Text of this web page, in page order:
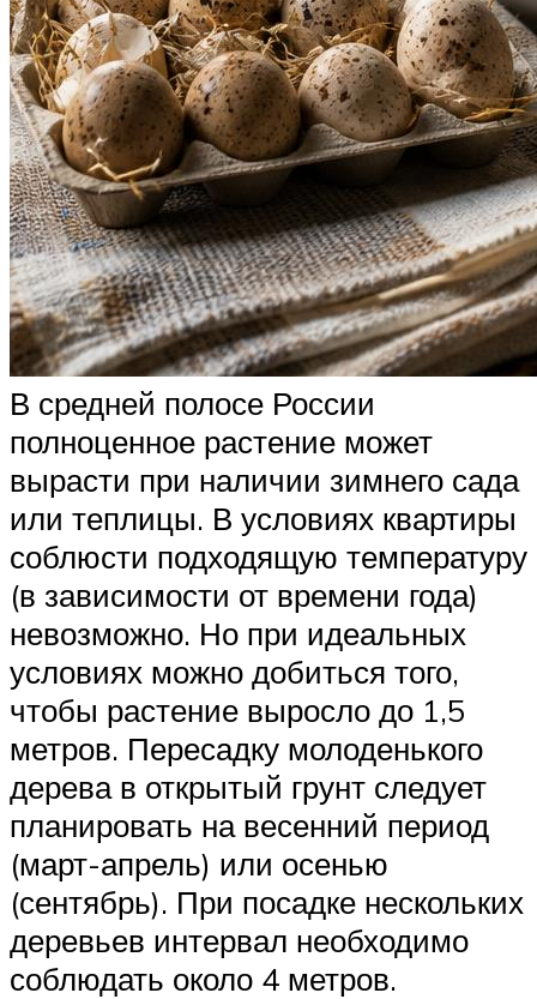
В средней полосе России
полноценное растение может
вырасти при наличии зимнего сада
или теплицы. В условиях квартиры
соблюсти подходящую температуру
(в зависимости от времени года)
невозможно. Но при идеальных
условиях можно добиться того,
чтобы растение выросло до 1,5
метров. Пересадку молоденького
дерева в открытый грунт следует
планировать на весенний период
(март-апрель) или осенью
(сентябрь). При посадке нескольких
деревьев интервал необходимо
соблюдать около 4 метров.